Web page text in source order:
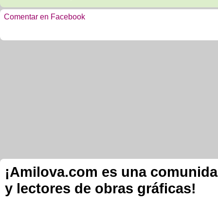
Comentar en Facebook
¡Amilova.com es una
y lectores de obras gráficas!